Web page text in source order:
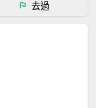
去過